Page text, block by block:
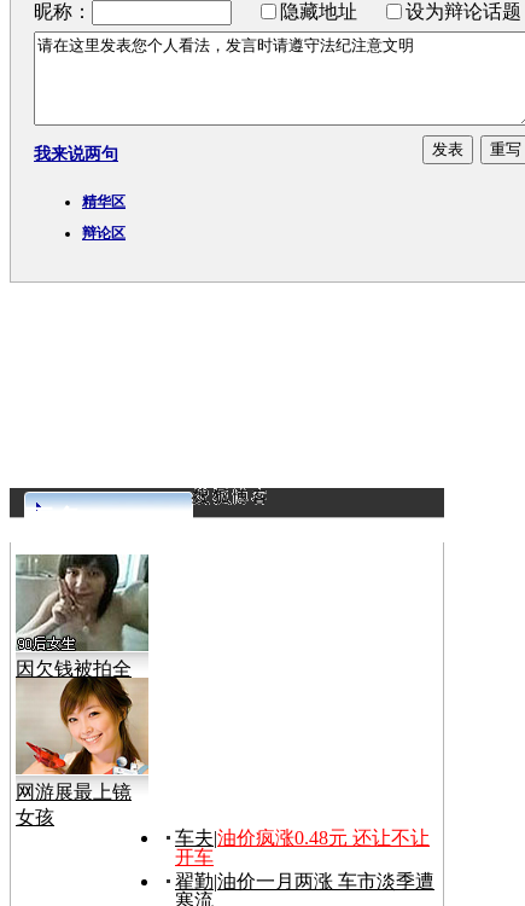
昵称：
隐藏地址 设为辩论话题
我来说两句
精华区
辩论区
更多>>
因欠钱被拍全
裸视频
网游展最上镜
女孩
车夫|油价疯涨0.48元 还让不让
开车
翟勤|油价一月两涨 车市淡季遭
寒流